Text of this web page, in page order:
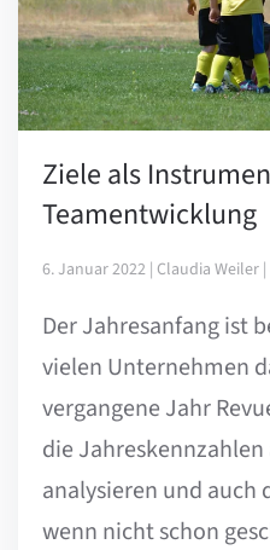
Ziele als
Teamentwicklung
6. Januar 2022 | Claudia Weiler
Der Jahresanfang ist
vielen Unternehmen
vergangene Jahr
die
analysieren und auch
wenn nicht schon